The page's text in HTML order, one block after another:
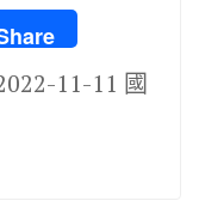
11-11 國